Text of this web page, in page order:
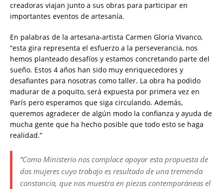
creadoras viajan junto a sus obras para participar en
importantes eventos de artesanía.
En palabras de la artesana-artista Carmen Gloria Vivanco,
“esta gira representa el esfuerzo a la perseverancia, nos
hemos planteado desafíos y estamos concretando parte del
sueño. Estos 4 años han sido muy enriquecedores y
desafiantes para nosotras como taller. La obra ha podido
madurar de a poquito, será expuesta por primera vez en
París pero esperamos que siga circulando. Además,
queremos agradecer de algún modo la confianza y ayuda de
mucha gente que ha hecho posible que todo esto se haga
realidad.”
“Como Ministerio nos complace apoyar esta propuesta de
dos mujeres cuyo trabajo es resultado de una tremenda
constancia, que nos muestra en piezas contemporáneas el